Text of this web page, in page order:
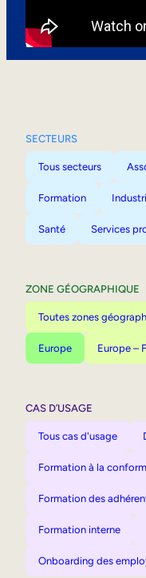
SECTEURS
Tous secteurs
Formation
Santé Services
ZONE GÉOGRAPHIQUE
Toutes zones
Europe Europe –
CAS D’USAGE
Tous cas d'usage
Formation à la
Formation des
Formation interne
Onboarding des